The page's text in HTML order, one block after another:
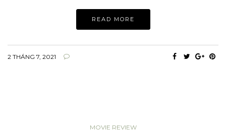
READ MORE
2 THÁNG 7, 2021
MOVIE REVIEW